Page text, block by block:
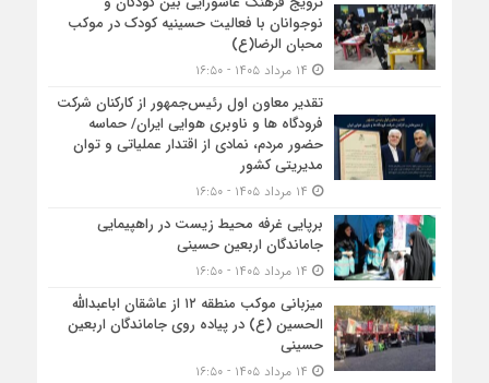
نوجوانان با فعالیت حسینیه کودک در موکب
محبان الرضا(ع)
تقدیر معاون اول رئیس‌جمهور از کارکنان شرکت
فرودگاه ها و ناوبری هوایی ایران/ حماسه
حضور مردم، نمادی از اقتدار عملیاتی و توان
مدیریتی کشور
برپایی غرفه محیط زیست در راهپیمایی
جاماندگان اربعین حسینی
میزبانی موکب منطقه ۱۲ از عاشقان اباعبدالله
الحسین (ع) در پیاده روی جاماندگان اربعین
حسینی